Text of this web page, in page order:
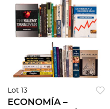
Lot 13
ECONOMÍA –